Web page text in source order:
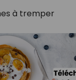
à tremper